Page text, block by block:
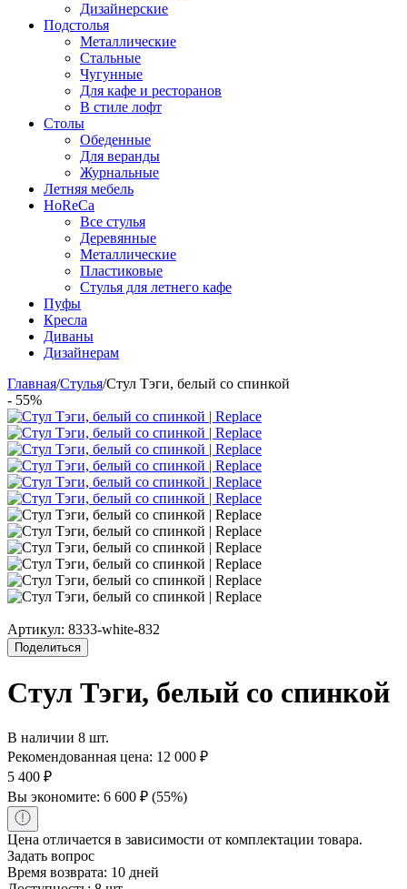
Дизайнерские
Подстолья
Металлические
Стальные
Чугунные
Для кафе и ресторанов
В стиле лофт
Столы
Обеденные
Для веранды
Журнальные
Летняя мебель
HoReCa
Все стулья
Деревянные
Металлические
Пластиковые
Стулья для летнего кафе
Пуфы
Кресла
Диваны
Дизайнерам
Главная/Стулья/Стул Тэги, белый со спинкой
- 55%
Артикул: 8333-white-832
Поделиться
Стул Тэги, белый со спинкой
В наличии 8 шт.
Рекомендованная цена: 12 000 ₽
5 400 ₽
Вы экономите: 6 600 ₽ (55%)
Цена отличается в зависимости от комплектации товара.
Задать вопрос
Время возврата: 10 дней